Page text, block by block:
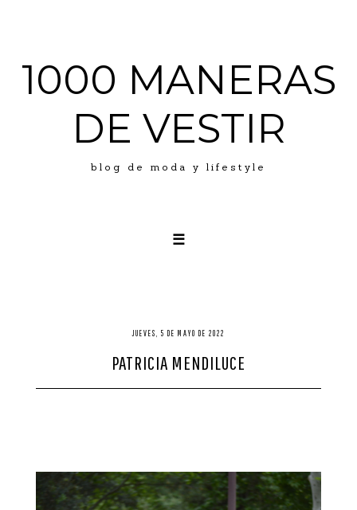
1000 MANERAS
DE VESTIR
blog de moda y lifestyle
☰
PRESS
CONTACTO
JUEVES, 5 DE MAYO DE 2022
PATRICIA MENDILUCE